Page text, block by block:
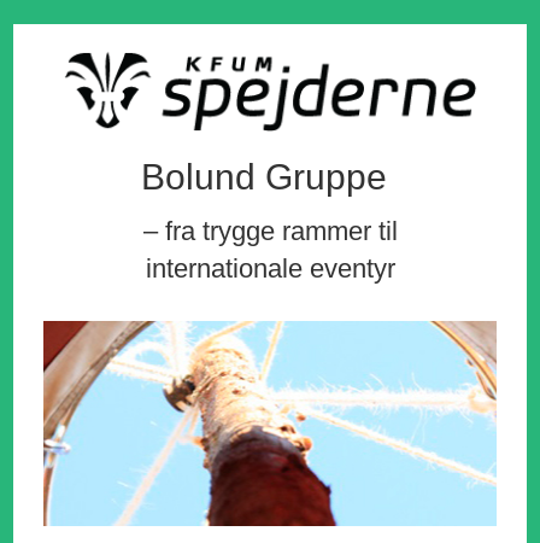
Bolund Gruppe
– fra trygge rammer til
internationale eventyr